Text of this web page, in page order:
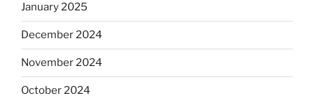
January 2025
December 2024
November 2024
October 2024